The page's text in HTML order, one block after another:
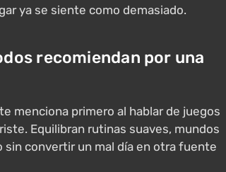
ya se siente como demasiado.
recomiendan por una
menciona primero al hablar de juegos
Equilibran rutinas suaves, mundos
convertir un mal día en otra fuente